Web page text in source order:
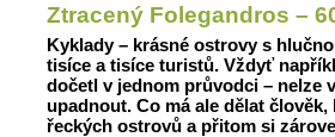
Ztracený Folegandros –
Kyklady – krásné ostrovy s
tisíce a tisíce turistů. Vždyť
dočetl v jednom průvodci – nelze
upadnout. Co má ale dělat
řeckých ostrovů a přitom si